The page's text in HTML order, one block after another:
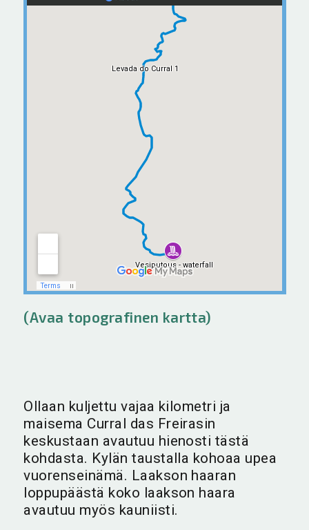
(Avaa topografinen kartta)
Ollaan kuljettu vajaa kilometri ja
maisema Curral das Freirasin
keskustaan avautuu hienosti tästä
kohdasta. Kylän taustalla kohoaa upea
vuorenseinämä. Laakson haaran
loppupäästä koko laakson haara
avautuu myös kauniisti.